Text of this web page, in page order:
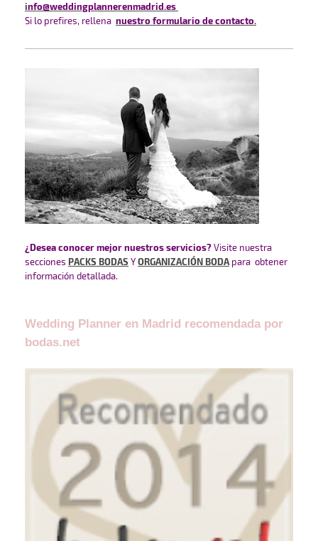
info@weddingplannerenmadrid.es
Si lo prefires, rellena nuestro formulario de contacto.
¿Desea conocer mejor nuestros servicios? Visite nuestra
secciones PACKS BODAS Y ORGANIZACIÓN BODA para obtener
información detallada.
Wedding Planner en Madrid recomendada por
bodas.net